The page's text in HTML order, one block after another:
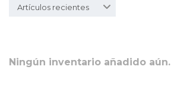
Artículos recientes
Ningún inventario añadido aún.